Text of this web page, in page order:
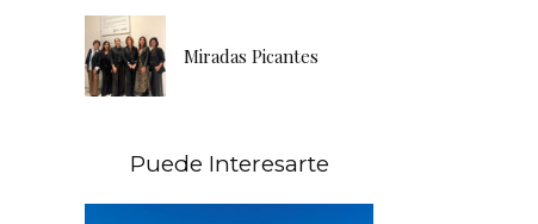
Miradas Picantes
Puede Interesarte